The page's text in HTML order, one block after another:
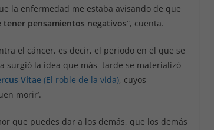
la enfermedad me estaba avisando de que
tener pensamientos negativos”, cuenta.
el cáncer, es decir, el periodo en el que se
surgió la idea que más tarde se materializó
Vitae(El roble de la vida), cuyos
morir’.
que puedes dar a los demás, que los demás